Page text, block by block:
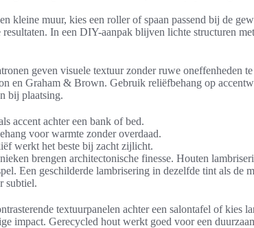
kleine muur, kies een roller of spaan passend bij de
In een DIY-aanpak blijven lichte structuren
geven visuele textuur zonder ruwe oneffenheden
en Graham & Brown. Gebruik reliëfbehang op
bij plaatsing.
accent achter een bank of bed.
voor warmte zonder overdaad.
werkt het beste bij zacht zijlicht.
brengen architectonische finesse. Houten
Een geschilderde lambrisering in dezelfde tint als de
subtiel.
textuurpanelen achter een salontafel of kies
impact. Gerecycled hout werkt goed voor een